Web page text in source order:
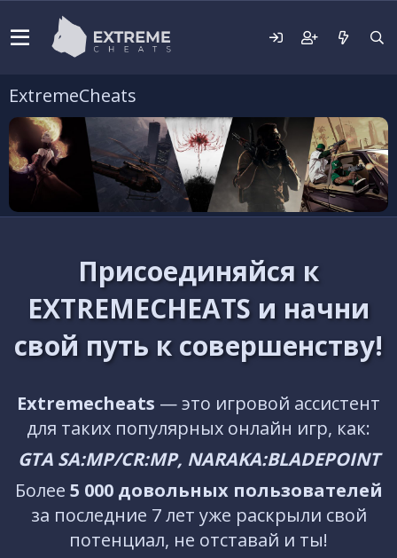
ExtremeCheats
Присоединяйся к
EXTREMECHEATS и начни
свой путь к совершенству!
Extremecheats — это игровой ассистент
для таких популярных онлайн игр, как:
GTA SA:MP/CR:MP, NARAKA:BLADEPOINT
Более 5 000 довольных пользователей
за последние 7 лет уже раскрыли свой
потенциал, не отставай и ты!